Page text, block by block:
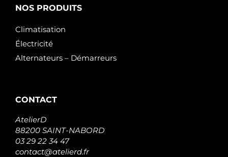
NOS PRODUITS
Climatisation
Électricité
Alternateurs – Démarreurs
CONTACT
AtelierD
88200 SAINT-NABORD
03 29 22 34 47
contact@atelierd.fr